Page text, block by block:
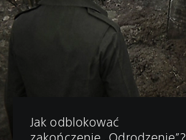
Jak odblokować